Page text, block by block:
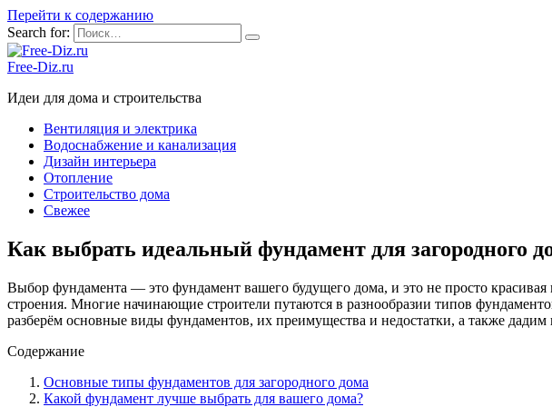
Перейти к содержанию
Search for:
Free-Diz.ru
Идеи для дома и строительства
Вентиляция и электрика
Водоснабжение и канализация
Дизайн интерьера
Отопление
Строительство дома
Свежее
Как выбрать идеальный фундамент для загородного
Выбор фундамента — это фундамент вашего будущего дома, и это не просто
строения. Многие начинающие строители путаются в разнообразии типов
разберём основные виды фундаментов, их преимущества и недостатки, а также
Содержание
Основные типы фундаментов для загородного дома
Какой фундамент лучше выбрать для вашего дома?